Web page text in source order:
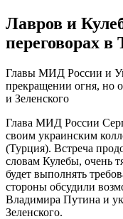
Лавров и
переговорах в
Главы МИД России и
прекращении огня, но
и Зеленского
Глава МИД России
своим украинским
(Турция). Встреча
словам Кулебы, очень
будет выполнять
стороны обсудили
Владимира Путина и
Зеленского.